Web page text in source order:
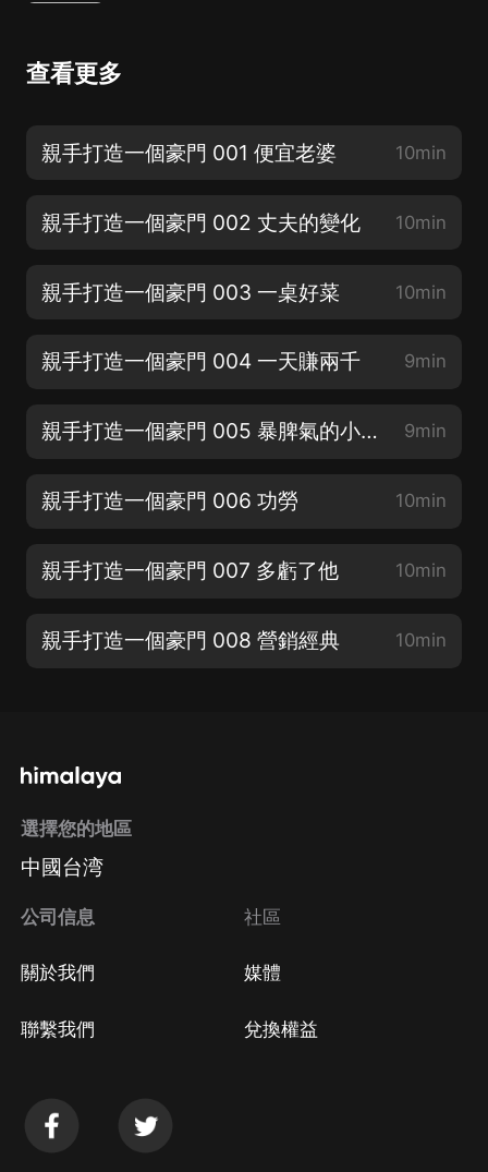
查看更多
親手打造一個豪門 001 便宜老婆 10min
親手打造一個豪門 002 丈夫的變化 10min
親手打造一個豪門 003 一桌好菜 10min
親手打造一個豪門 004 一天賺兩千 9min
親手打造一個豪門 005 暴脾氣的小舅子 9min
親手打造一個豪門 006 功勞 10min
親手打造一個豪門 007 多虧了他 10min
親手打造一個豪門 008 營銷經典 10min
選擇您的地區
中國台湾
公司信息
關於我們
聯繫我們
社區
媒體
兌換權益